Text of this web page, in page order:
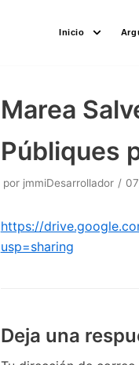
Inicio
Marea
Públiques
por jmmiDesarrollador
https://
usp=sharing
Deja una